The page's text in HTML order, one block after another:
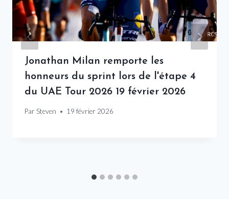
Jonathan Milan remporte les
honneurs du sprint lors de l'étape 4
du UAE Tour 2026 19 février 2026
Par Steven 19 février 2026